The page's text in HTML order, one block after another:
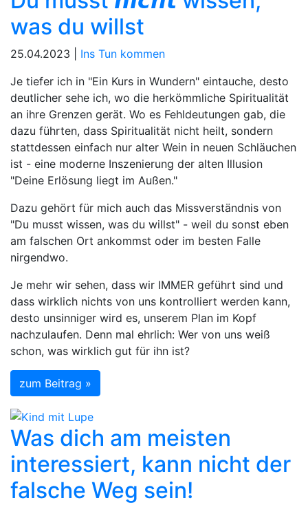
was du willst
25.04.2023 | Ins Tun kommen
Je tiefer ich in "Ein Kurs in Wundern" eintauche, desto
deutlicher sehe ich, wo die herkömmliche Spiritualität
an ihre Grenzen gerät. Wo es Fehldeutungen gab, die
dazu führten, dass Spiritualität nicht heilt, sondern
stattdessen einfach nur alter Wein in neuen Schläuchen
ist - eine moderne Inszenierung der alten Illusion
"Deine Erlösung liegt im Außen."
Dazu gehört für mich auch das Missverständnis von
"Du musst wissen, was du willst" - weil du sonst eben
am falschen Ort ankommst oder im besten Falle
nirgendwo.
Je mehr wir sehen, dass wir IMMER geführt sind und
dass wirklich nichts von uns kontrolliert werden kann,
desto unsinniger wird es, unserem Plan im Kopf
nachzulaufen. Denn mal ehrlich: Wer von uns weiß
schon, was wirklich gut für ihn ist?
zum Beitrag »
Was dich am meisten
interessiert, kann nicht der
falsche Weg sein!